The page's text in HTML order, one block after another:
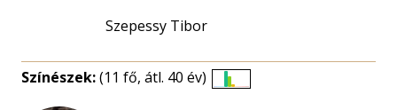
Szepessy Tibor
Színészek:(11 fő, átl. 40 év)